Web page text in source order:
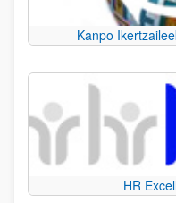
Kanpo
HR